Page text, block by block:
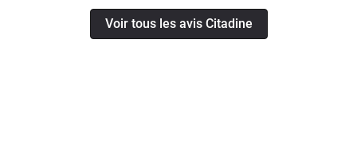
Voir tous les avis Citadine